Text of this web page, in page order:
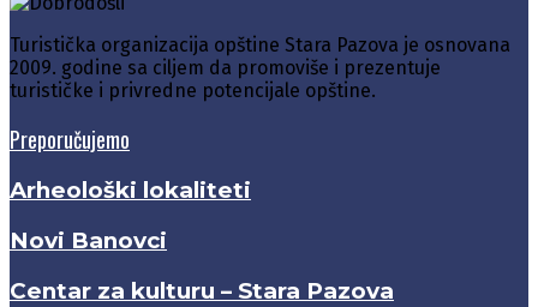
Turistička organizacija opštine Stara Pazova je osnovana
2009. godine sa ciljem da promoviše i prezentuje
turističke i privredne potencijale opštine.
Preporučujemo
Arheološki lokaliteti
Novi Banovci
Centar za kulturu – Stara Pazova